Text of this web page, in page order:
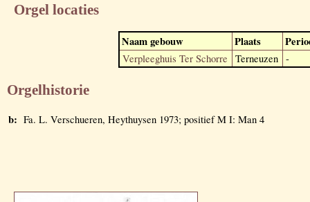
Orgel locaties
Naam gebouw Plaats
Verpleeghuis Ter Schorre Terneuzen -
Orgelhistorie
b: Fa. L. Verschueren, Heythuysen 1973; positief M I: Man 4